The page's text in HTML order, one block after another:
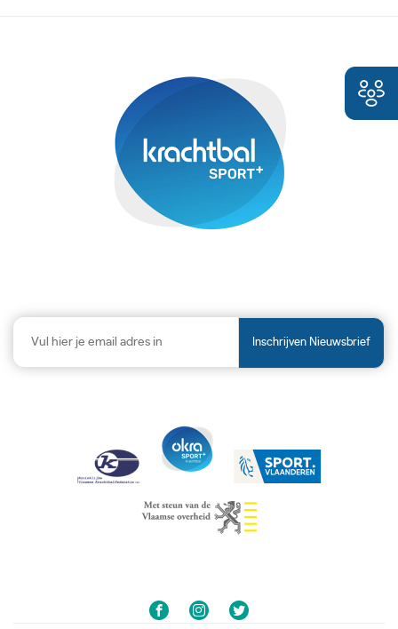
Inschrijven Nieuwsbrief